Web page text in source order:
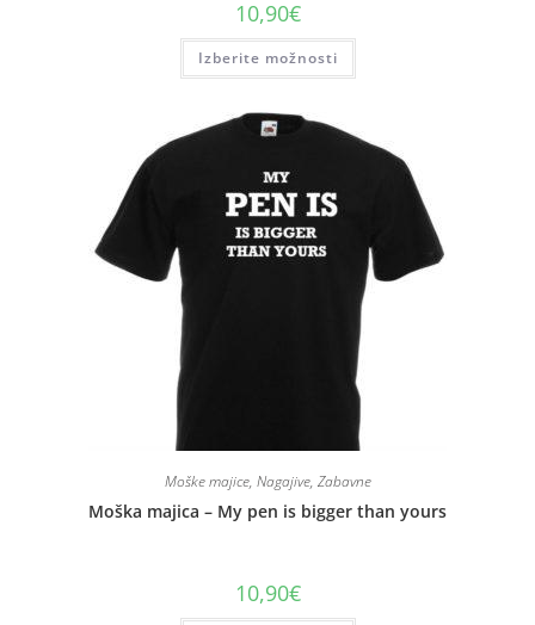
10,90€
Izberite možnosti
Moške majice, Nagajive, Zabavne
Moška majica – My pen is bigger than yours
10,90€